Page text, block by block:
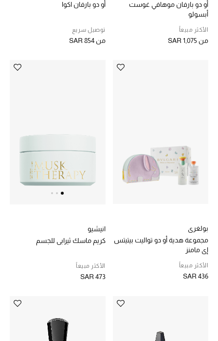
جميع الحقائب النسائية
جميع الإكسسورات النسائية
الموسم الجديد
الحقائب النسائية
حقائب الأطفال
أبرز المصممين
أو دو بارفان موهافي غوست
أبسولو
الأكثر مبيعاً
من SAR 1,075
أو دو بارفان اكوا
توصيل سريع
من SAR 854
بولغري
مجموعة هدية أو دو تواليت بيتيتس
إي مامنز
الأكثر مبيعاً
SAR 436
انيشيو
كريم ماسك ثيرابي للجسم
الأكثر مبيعاً
SAR 473